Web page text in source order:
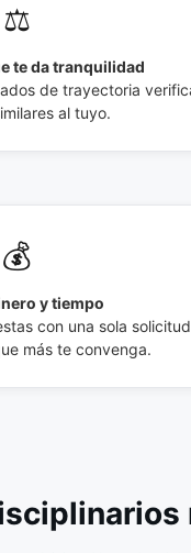
⚖️
te da tranquilidad
de trayectoria
al tuyo.
💰
y tiempo
con una sola
más te convenga.